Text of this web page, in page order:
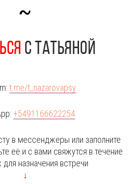
~
с татьяной
t.me/t_nazarovapsy
+5491166622254
в мессенджеры или заполните
её и с вами свяжутся в течение
для назначения встречи
↓